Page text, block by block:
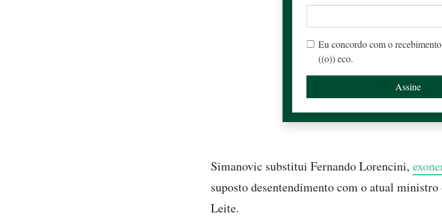
Eu concordo com o
((o)) eco.
Simanovic substitui Fernando Lorencini,
suposto desentendimento com o atual
Leite.